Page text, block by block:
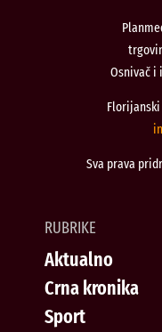
Osnivač i
Florijanski
Sva prava
RUBRIKE
Aktualno
Crna kronika
Sport